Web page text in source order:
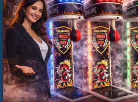
Para Jeton Kanalı